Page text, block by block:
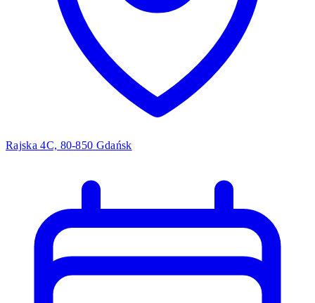
Rajska 4C, 80-850 Gdańsk